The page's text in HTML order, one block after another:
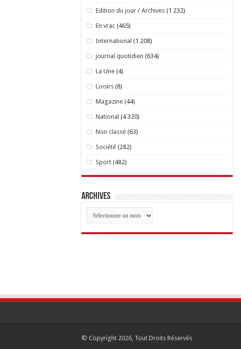
Edition du jour / Archives(1 232)
En vrac(465)
International (1 208)
journal quotidien (634)
La Une(4)
Loisirs(8)
Magazine(44)
National (4 320)
Non classé(63)
Société(282)
Sport(482)
Archives
Archives
© Copyright 2026, Tout Droits Réservés